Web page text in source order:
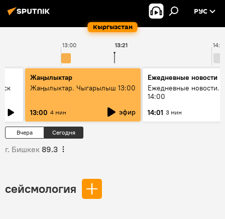
Кыргызстан
РУС
13:00 13:21
Жаңылыктар
Жаңылыктар. Чыгарылыш 13:00
13:00 4 мин эфир
Ежедневные новости
Ежедневные новости.
14:00
14:01 3 мин
Вчера Сегодня
г. Бишкек 89.3
сейсмология